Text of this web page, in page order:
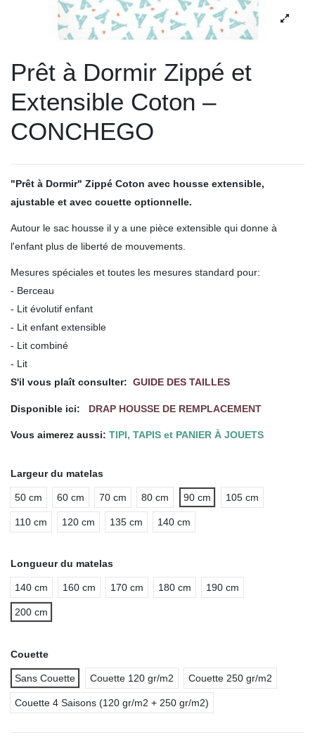
Prêt à Dormir Zippé et
Extensible Coton –
CONCHEGO
"Prêt à Dormir" Zippé Coton avec housse extensible,
ajustable et avec couette optionnelle.
Autour le sac housse il y a une pièce extensible qui donne à
l'enfant plus de liberté de mouvements.
Mesures spéciales et toutes les mesures standard pour:
- Berceau
- Lit évolutif enfant
- Lit enfant extensible
- Lit combiné
- Lit
S'il vous plaît consulter: GUIDE DES TAILLES
Disponible ici: DRAP HOUSSE DE REMPLACEMENT
Vous aimerez aussi: TIPI, TAPIS et PANIER À JOUETS
Largeur du matelas
50 cm 60 cm 70 cm 80 cm 90 cm 105 cm
110 cm 120 cm 135 cm 140 cm
Longueur du matelas
140 cm 160 cm 170 cm 180 cm 190 cm
200 cm
Couette
Sans Couette Couette 120 gr/m2 Couette 250 gr/m2
Couette 4 Saisons (120 gr/m2 + 250 gr/m2)